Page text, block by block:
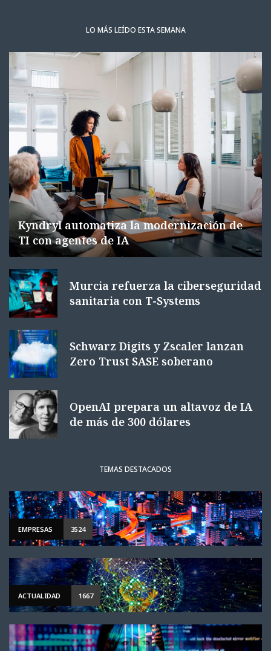
LO MÁS LEÍDO ESTA SEMANA
Kyndryl automatiza la modernización de
TI con agentes de IA
Murcia refuerza la ciberseguridad
sanitaria con T-Systems
Schwarz Digits y Zscaler lanzan
Zero Trust SASE soberano
OpenAI prepara un altavoz de IA
de más de 300 dólares
TEMAS DESTACADOS
EMPRESAS 3524
ACTUALIDAD 1667